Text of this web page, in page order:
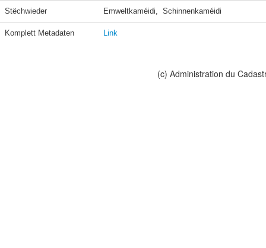
Stëchwieder Emweltkaméidi,  Schinnenkaméidi
Komplett Metadaten Link
(c) Administration du